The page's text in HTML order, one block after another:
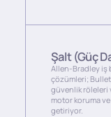
Şalt (Güç
Allen-Bradley iş
çözümleri;
güvenlik röleleri
motor koruma ve
getiriyor.